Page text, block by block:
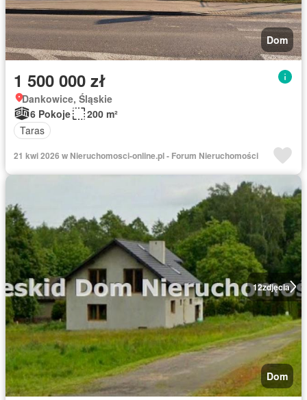
Dom
1 500 000 zł
Dankowice, Śląskie
6 Pokoje
200 m²
Taras
21 kwi 2026 w Nieruchomosci-online.pl - Forum Nieruchomości
12zdjęcia
Dom